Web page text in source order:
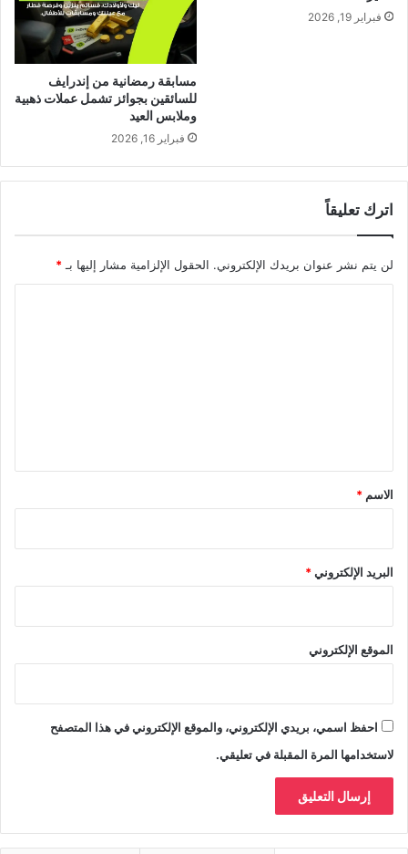
فبراير 19, 2026
مسابقة رمضانية من إندرايف
للسائقين بجوائز تشمل عملات ذهبية
وملابس العيد
فبراير 16, 2026
اترك تعليقاً
لن يتم نشر عنوان بريدك الإلكتروني. الحقول الإلزامية مشار إليها بـ *
*
الاسم *
البريد الإلكتروني*
الموقع الإلكتروني
احفظ اسمي، بريدي الإلكتروني، والموقع الإلكتروني في هذا المتصفح
لاستخدامها المرة المقبلة في تعليقي.